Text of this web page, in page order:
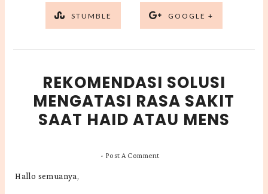
STUMBLE GOOGLE +
REKOMENDASI SOLUSI
MENGATASI RASA SAKIT
SAAT HAID ATAU MENS
- Post A Comment
Hallo semuanya,